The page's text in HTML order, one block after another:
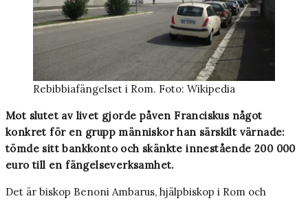
Rebibbiafängelset i Rom. Foto: Wikipedia
Mot slutet av livet gjorde påven Franciskus något
konkret för en grupp människor han särskilt värnade:
tömde sitt bankkonto och skänkte innestående 200 000
euro till en fängelseverksamhet.
Det är biskop Benoni Ambarus, hjälpbiskop i Rom och